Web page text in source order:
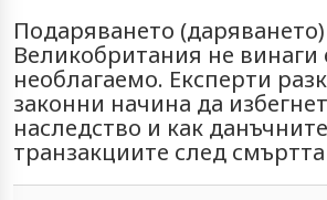
Подаряването
Великобритания не винаги
необлагаемо. Експерти
законни начина да
наследство и как
транзакциите след